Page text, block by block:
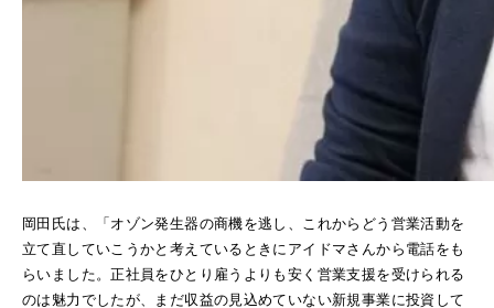
岡田氏は、「オゾン発生器の商機を逃し、これからどう営業活動を
立て直していこうかと考えているときにアイドマさんから電話をも
らいました。正社員をひとり雇うよりも安く営業支援を受けられる
のは魅力でしたが、まだ収益の見込めていない新規事業に投資して